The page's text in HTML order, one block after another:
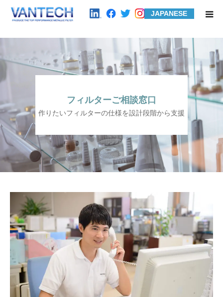
JAPANESE
フィルターご相談窓口
作りたいフィルターの仕様を設計段階から支援
Standard Products
Wire Mesh Filters
Product Examples
Case Studies
Contact us
Blog